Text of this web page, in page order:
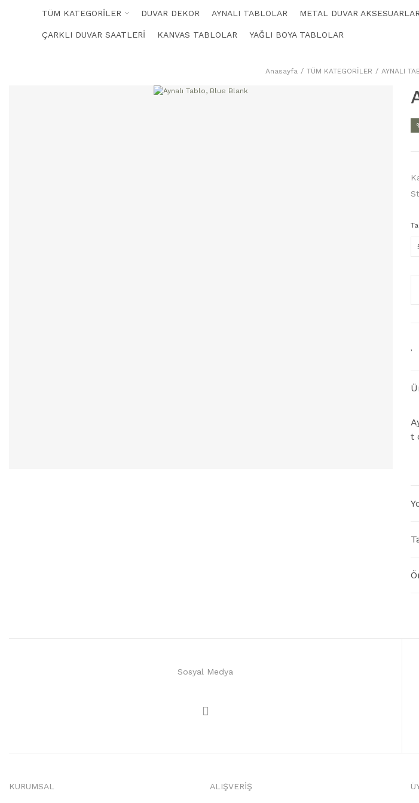
TÜM KATEGORİLER DUVAR DEKOR AYNALI TABLOLAR METAL DUVAR
ÇARKLI DUVAR SAATLERİ KANVAS TABLOLAR YAĞLI BOYA TABLOLAR
Anasayfa TÜM KATEGORİLER AYNALI
t
Sosyal Medya
KURUMSAL ALIŞVERİŞ